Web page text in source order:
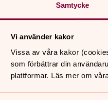
Samtycke
Vi använder kakor
Vissa av våra kakor
som förbättrar din
plattformar. Läs mer om